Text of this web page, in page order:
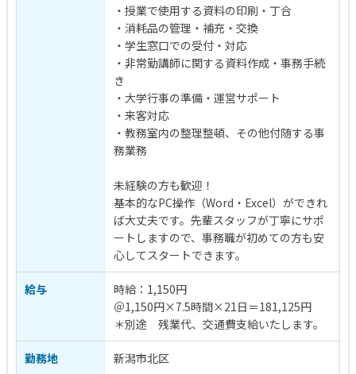
・授業で使用する資料の印刷・丁合
・消耗品の管理・補充・交換
・学生窓口での受付・対応
・非常勤講師に関する資料作成・事務手続
き
・大学行事の準備・運営サポート
・来客対応
・教務室内の整理整頓、その他付随する事
務業務
未経験の方も歓迎！
基本的なPC操作（Word・Excel）ができれ
ば大丈夫です。先輩スタッフが丁寧にサポ
ートしますので、事務職が初めての方も安
心してスタートできます。
給与
時給：1,150円
＠1,150円×7.5時間×21日＝181,125円
＊別途 残業代、交通費支給いたします。
勤務地 新潟市北区